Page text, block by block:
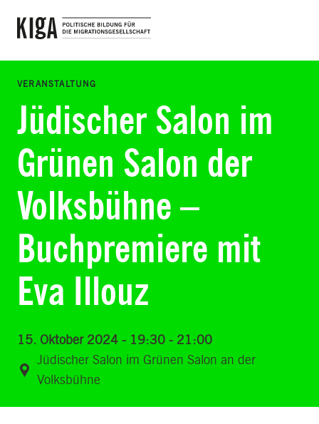
VERANSTALTUNG
Jüdischer Salon im
Grünen Salon der
Volksbühne –
Buchpremiere mit
Eva Illouz
15. Oktober 2024 - 19:30 - 21:00
Jüdischer Salon im Grünen Salon an der
Volksbühne